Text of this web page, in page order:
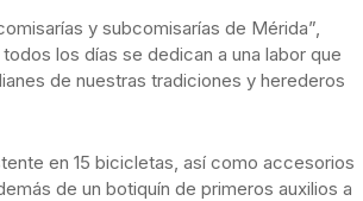
y subcomisarías de Mérida”,
los días se dedican a una labor que
de nuestras tradiciones y herederos
en 15 bicicletas, así como accesorios
de un botiquín de primeros auxilios a